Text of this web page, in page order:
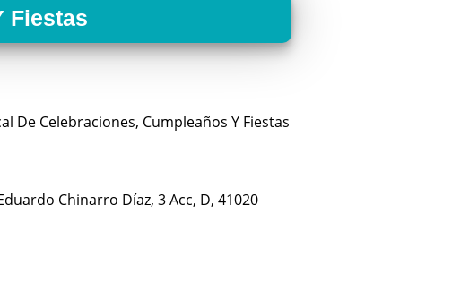
Fiestas
De Celebraciones, Cumpleaños Y Fiestas
Chinarro Díaz, 3 Acc, D, 41020